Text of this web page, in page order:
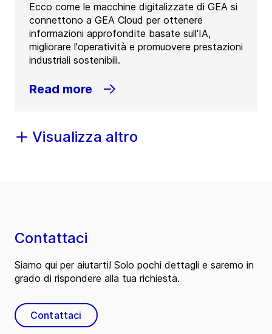
Ecco come le macchine digitalizzate di GEA si
connettono a GEA Cloud per ottenere
informazioni approfondite basate sull'IA,
migliorare l'operatività e promuovere prestazioni
industriali sostenibili.
Read more
Visualizza altro
Contattaci
Siamo qui per aiutarti! Solo pochi dettagli e saremo in
grado di rispondere alla tua richiesta.
Contattaci